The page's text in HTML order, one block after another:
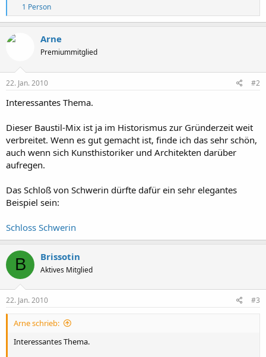
R
e
a
n
e
:
1 Person
Arne
Premiummitglied
22. Jan. 2010 #2
Interessantes Thema.
Dieser Baustil-Mix ist ja im Historismus zur Gründerzeit weit
verbreitet. Wenn es gut gemacht ist, finde ich das sehr schön,
auch wenn sich Kunsthistoriker und Architekten darüber
aufregen.
Das Schloß von Schwerin dürfte dafür ein sehr elegantes
Beispiel sein:
Schloss Schwerin
B Brissotin
Aktives Mitglied
22. Jan. 2010 #3
Arne schrieb:
Interessantes Thema.